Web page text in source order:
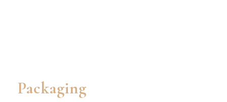
Packaging